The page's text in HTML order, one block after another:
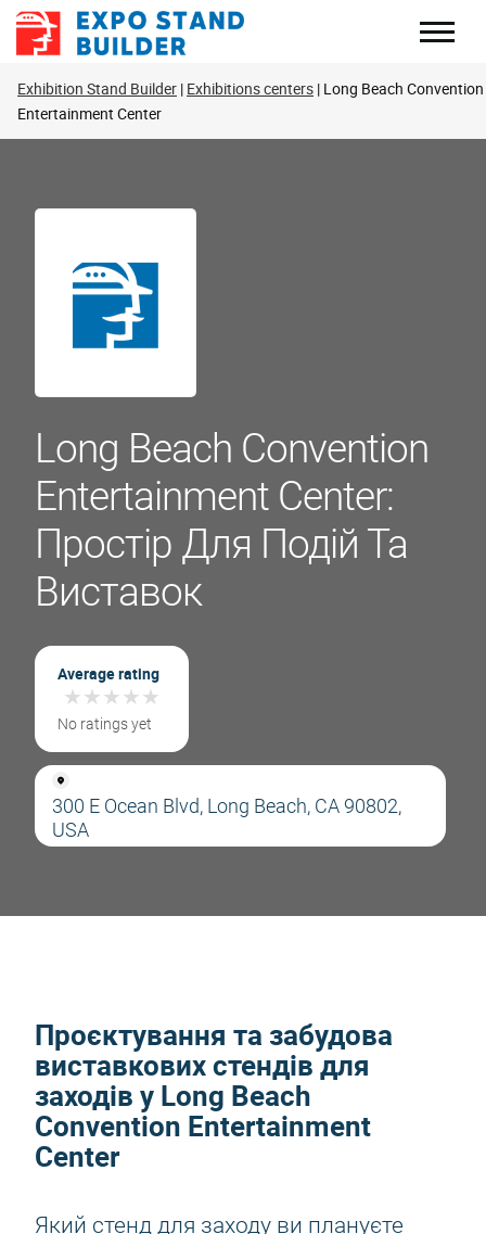
Перейти
Exhibition Stand Builder Exhibitions centers Long Beach Convention
Entertainment Center
Long Beach Convention
Entertainment Center:
Простір Для Подій Та
Виставок
Average rating
★★★★★
★★★★★
No ratings yet
300 E Ocean Blvd, Long Beach, CA 90802,
USA
Проєктування та забудова
виставкових стендів для
заходів у Long Beach
Convention Entertainment
Center
Який стенд для заходу ви плануєте